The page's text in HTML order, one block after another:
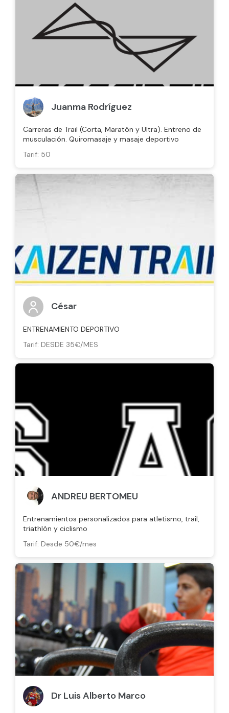
Juanma Rodríguez
Carreras de Trail (Corta, Maratón y Ultra). Entreno de
musculación. Quiromasaje y masaje deportivo
Tarif: 50
César
ENTRENAMIENTO DEPORTIVO
Tarif: DESDE 35€/MES
ANDREU BERTOMEU
Entrenamientos personalizados para atletismo, trail,
triathlón y ciclismo
Tarif: Desde 50€/mes
Dr Luis Alberto Marco